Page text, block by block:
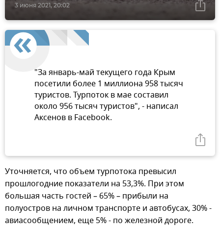
3 июня 2021, 20:02
"За январь-май текущего года Крым
посетили более 1 миллиона 958 тысяч
туристов. Турпоток в мае составил
около 956 тысяч туристов", - написал
Аксенов в Facebook.
Уточняется, что объем турпотока превысил
прошлогодние показатели на 53,3%. При этом
большая часть гостей – 65% – прибыли на
полуостров на личном транспорте и автобусах, 30% -
авиасообщением, еще 5% - по железной дороге.